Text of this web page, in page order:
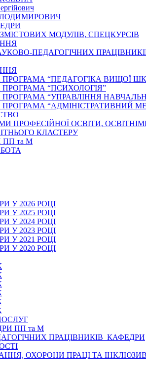
МОДУЛІВ, СПЕЦКУРСІВ
ПЕДАГОГІЧНИХ
“ПЕДАГОГІКА ВИЩОЇ
“ПСИХОЛОГІЯ”
ПРОГРАМА “УПРАВЛІННЯ
ПРОГРАМА “АДМІНІСТРАТИВНИЙ
ПРОФЕСІЙНОЇ ОСВІТИ,
КЛАСТЕРУ
та М
У 2026 РОЦІ
У 2025 РОЦІ
У 2024 РОЦІ
У 2023 РОЦІ
У 2021 РОЦІ
У 2020 РОЦІ
ПП та М
ПРАЦІВНИКІВ КАФЕДРИ
ОХОРОНИ ПРАЦІ ТА ІНКЛЮЗИВНОЇ